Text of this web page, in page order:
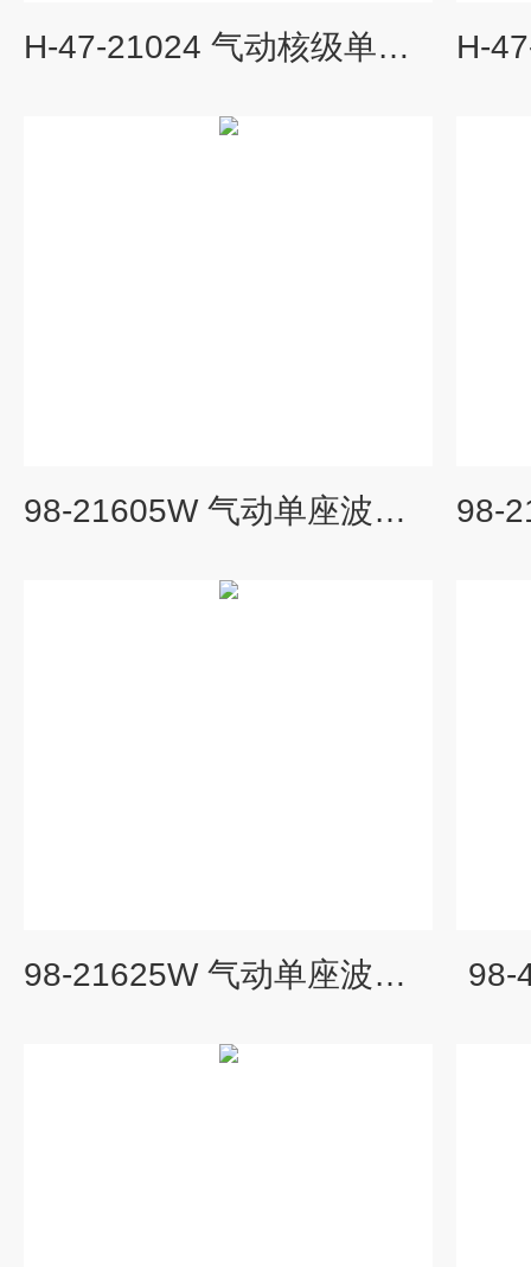
H-47-21024 气动核级单座调节阀
98-21605W 气动单座波纹管密封调节阀
98-21625W 气动单座波纹管密封调节阀 98-